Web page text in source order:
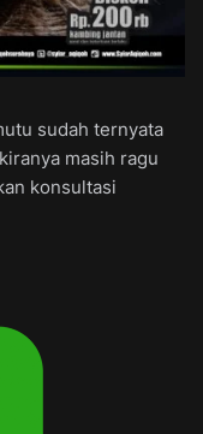
sudah ternyata
masih ragu
konsultasi